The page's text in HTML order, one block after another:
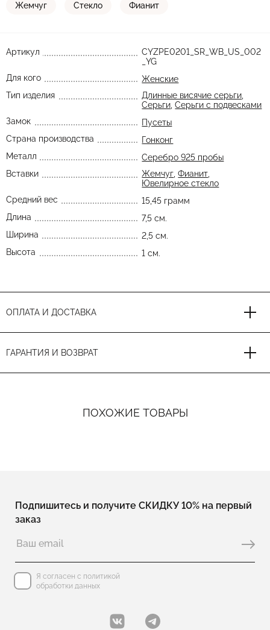
Жемчуг Стекло Фианит
Артикул
CYZPE0201_SR_WB_US_002
_YG
Для кого
Женские
Тип изделия
Длинные висячие серьги
Серьги ,Серьги с подвесками
Замок
Пусеты
Страна производства
Гонконг
Металл
Серебро 925 пробы
Вставки
Жемчуг ,Фианит
Ювелирное стекло
Средний вес
15,45 грамм
Длина
7,5 см.
Ширина
2,5 см.
Высота
1 см.
ОПЛАТА И ДОСТАВКА
ГАРАНТИЯ И ВОЗВРАТ
ПОХОЖИЕ ТОВАРЫ
Подпишитесь и получите СКИДКУ 10% на первый
заказ
Я согласен с политикой
обработки данных